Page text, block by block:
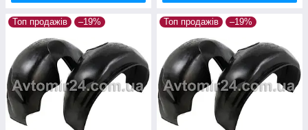
Топ продажів –19% Топ продажів –19%